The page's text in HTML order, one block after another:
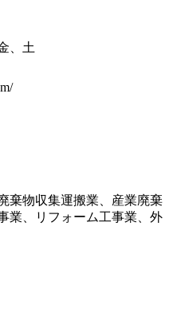
、土
棄物収集運搬業、産業廃棄
業、リフォーム工事業、外